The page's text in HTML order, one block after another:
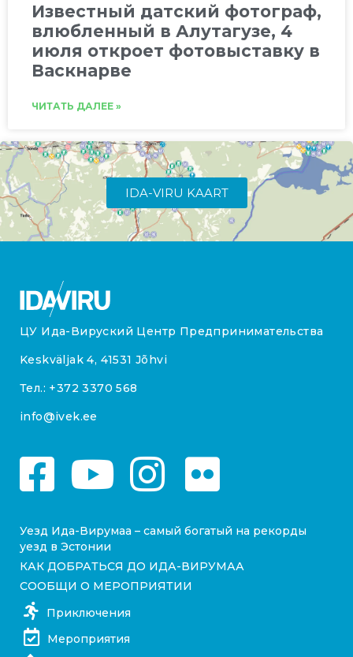
Известный датский фотограф,
влюбленный в Алутагузе, 4
июля откроет фотовыставку в
Васкнарве
ЧИТАТЬ ДАЛЕЕ »
IDA-VIRU KAART
ЦУ Ида-Вируский Центр Предпринимательства
Keskväljak 4, 41531 Jõhvi
Тел.: +372 3370 568
info@ivek.ee
Уезд Ида-Вирумаа – самый богатый на рекорды
уезд в Эстонии
КАК ДОБРАТЬСЯ ДО ИДА-ВИРУМАА
СООБЩИ О МЕРОПРИЯТИИ
Приключения
Мероприятия